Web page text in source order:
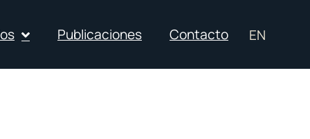
Publicaciones Contacto EN